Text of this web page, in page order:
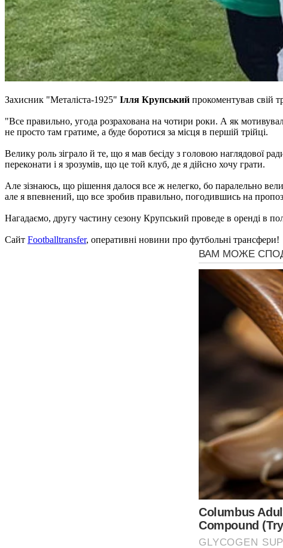
Захисник "Металіста-1925" Ілля Крупський прокоментував свій
"Все правильно, угода розрахована на чотири роки. А як
не просто там гратиме, а буде боротися за місця в першій трійці.
Велику роль зіграло й те, що я мав бесіду з головою наглядової
переконати і я зрозумів, що це той клуб, де я дійсно хочу грати.
Але зізнаюсь, що рішення далося все ж нелегко, бо паралельно
але я впевнений, що все зробив правильно, погодившись на
Нагадаємо, другу частину сезону Крупський проведе в оренді в
Сайт Footballtransfer, оперативні новини про футбольні трансфери!